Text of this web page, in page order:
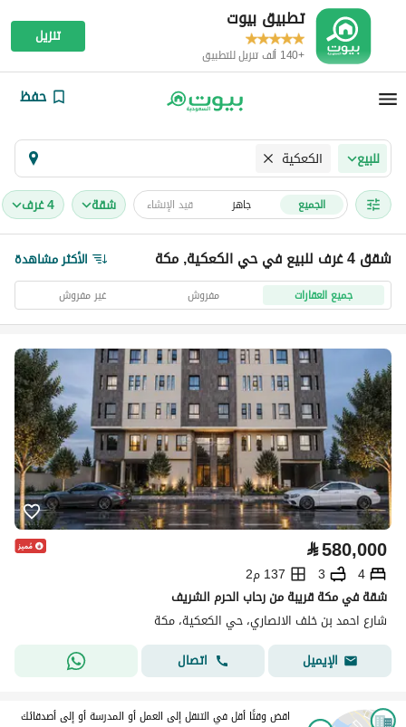
تطبيق بيوت
+140 ألف تنزيل للتطبيق
تنزيل
حفظ
للبيع الكعكية
الجميع جاهز قيد الإنشاء شقة 4 غرف
شقق 4 غرف للبيع في حي الكعكية, مكة الأكثر مشاهدة
جميع العقارات مفروش غير مفروش
⃁580,000
4
3
137 م2
شقة في مكة قريبة من رحاب الحرم الشريف
شارع احمد بن خلف الانصاري، حي الكعكية، مكة
الإيميل
اتصال
اقض وقتًا أقل في التنقل إلى العمل أو المدرسة أو إلى أصدقائك